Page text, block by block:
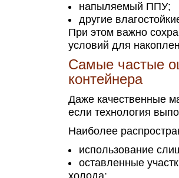
напыляемый ППУ;
другие
При этом важно
условий для
Самые частые
контейнера
Даже качественные
если технология
Наиболее
использование
оставленные
холода;